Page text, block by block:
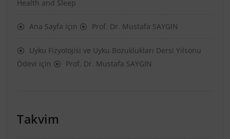
Health and Sleep
Ana Sayfa için Prof. Dr. Mustafa SAYGIN
Uyku Fizyolojisi ve Uyku Bozuklukları Dersi Yılsonu
Ödevi için Prof. Dr. Mustafa SAYGIN
Takvim